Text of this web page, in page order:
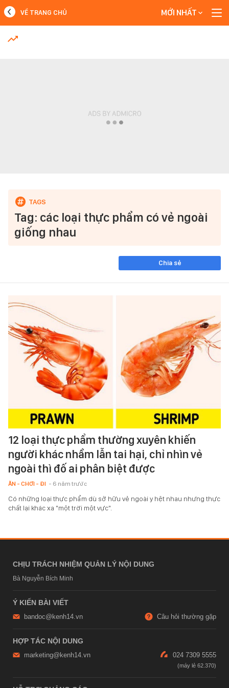
MỚI NHẤT
VỀ TRANG CHỦ MỚI NHẤT
Tag: các loại thực phẩm có vẻ ngoài
giống nhau
Chia sẻ
12 loại thực phẩm thường xuyên khiến
người khác nhầm lẫn tai hại, chỉ nhìn vẻ
ngoài thì đố ai phân biệt được
ĂN - CHƠI - ĐI - 6 năm trước
Có những loại thực phẩm dù sở hữu vẻ ngoài y hệt nhau nhưng thực
chất lại khác xa "một trời một vực".
CHỊU TRÁCH NHIỆM QUẢN LÝ NỘI DUNG
Bà Nguyễn Bích Minh
Ý KIẾN BÀI VIẾT
bandoc@kenh14.vn Câu hỏi thường gặp
HỢP TÁC NỘI DUNG
marketing@kenh14.vn 024 7309 5555